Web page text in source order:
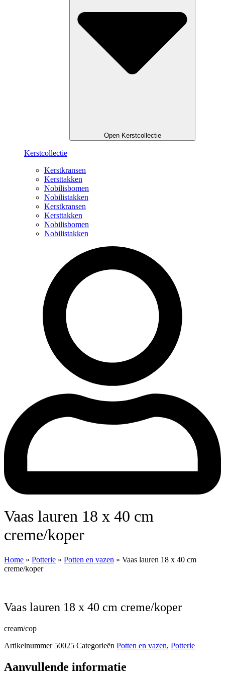
Open Kerstcollectie
Kerstcollectie
Kerstkransen
Kersttakken
Nobilisbomen
Nobilistakken
Kerstkransen
Kersttakken
Nobilisbomen
Nobilistakken
Vaas lauren 18 x 40 cm
creme/koper
Home » Potterie » Potten en vazen » Vaas lauren 18 x 40 cm
creme/koper
Vaas lauren 18 x 40 cm creme/koper
cream/cop
Artikelnummer 50025 Categorieën Potten en vazen, Potterie
Aanvullende informatie